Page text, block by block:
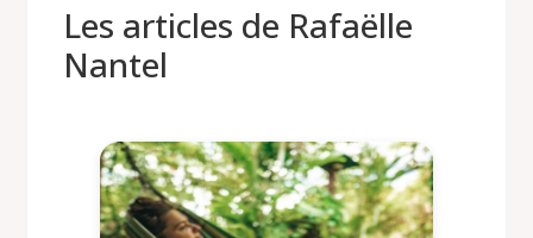
Les articles de Rafaëlle
Nantel